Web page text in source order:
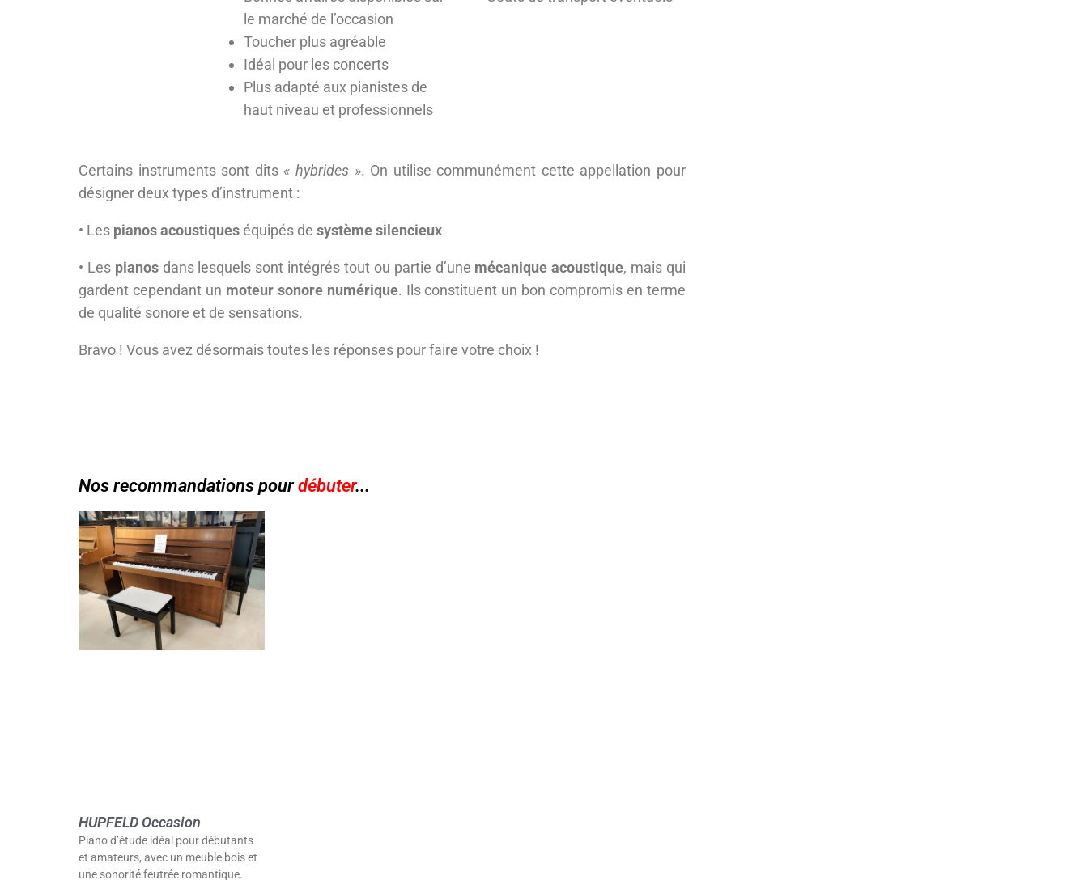
le marché de l’occasion
Toucher plus agréable
Idéal pour les concerts
Plus adapté aux pianistes de
haut niveau et professionnels
Certains instruments sont dits « hybrides ». On utilise communément cette appellation pour
désigner deux types d’instrument :
• Les pianos acoustiques équipés de système silencieux
• Les pianosdans lesquels sont intégrés tout ou partie d’une mécanique acoustique, mais qui
gardent cependant un moteur sonore numérique. Ils constituent un bon compromis en terme
de qualité sonore et de sensations.
Bravo ! Vous avez désormais toutes les réponses pour faire votre choix !
Nos recommandations pourdébuter...
HUPFELD Occasion
Piano d’étude idéal pour débutants
et amateurs, avec un meuble bois et
une sonorité feutrée romantique.